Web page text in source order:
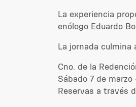
La experiencia
enólogo Eduardo
La jornada culmina
Cno. de la
Sábado 7 de marzo
Reservas a través